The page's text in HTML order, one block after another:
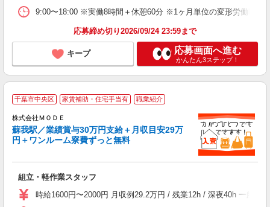
9:00〜18:00 ※実働8時間＋休憩60分 ※1ヶ月単位の変形労働時間
応募締め切り2026/09/24 23:59まで
キープ 応募画面へ進む
かんたん3ステップ！
千葉市中央区 家賃補助・住宅手当有 職業紹介
株式会社ＭＯＤＥ
蘇我駅／業績賞与30万円支給＋月収目安29万
円＋ワンルーム寮費ずっと無料
組立・軽作業スタッフ
時給1600円〜2000円 月収例29.2万円 / 残業12h / 深夜40h 一般